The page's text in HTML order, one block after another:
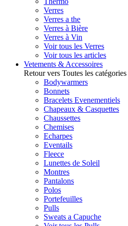
Verres
Verres a the
Verres à Bière
Verres à Vin
Voir tous les Verres
Voir tous les articles
Vetements & Accessoires
Retour vers Toutes les catégories
Bodywarmers
Bonnets
Bracelets Evenementiels
Chapeaux & Casquettes
Chaussettes
Chemises
Echarpes
Eventails
Fleece
Lunettes de Soleil
Montres
Pantalons
Polos
Portefeuilles
Pulls
Sweats a Capuche